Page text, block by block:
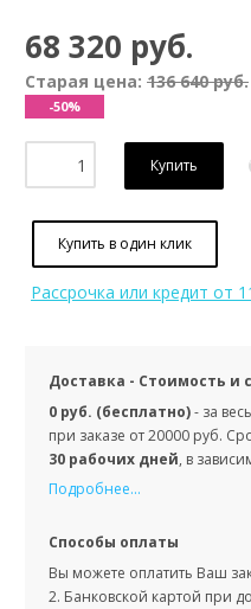
68 320 руб.
Старая цена: 136 640 руб.
-50%
Купить
Купить в один клик
Рассрочка или кредит от
Доставка - Стоимость и
0 руб. (бесплатно)- за
при заказе от 20000 руб.
30 рабочих дней, в
Подробнее...
Способы оплаты
Вы можете оплатить Ваш
2. Банковской картой при